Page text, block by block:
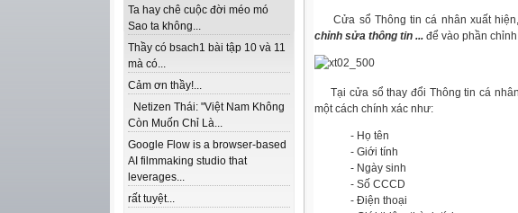
Ta hay chê cuộc đời méo mó
Sao ta không...
Thầy có bsach1 bài tập 10 và 11
mà có...
Cảm ơn thầy!...
Netizen Thái: "Việt Nam Không
Còn Muốn Chỉ Là...
Google Flow is a browser-based
AI filmmaking studio that
leverages...
rất tuyệt...
Cửa sổ Thông tin cá nhân xuất
chỉnh sửa thông tin ... để vào phần
Tại cửa sổ thay đổi Thông tin cá
một cách chính xác như:
- Họ tên
- Giới tính
- Ngày sinh
- Số CCCD
- Điện thoại